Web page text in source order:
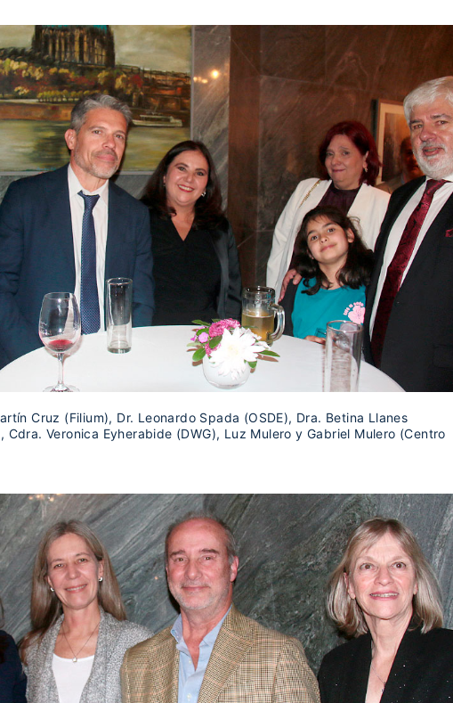
Cruz (Filium), Dr. Leonardo Spada (OSDE), Dra. Betina Llanes
Cdra. Veronica Eyherabide (DWG), Luz Mulero y Gabriel Mulero (Centro